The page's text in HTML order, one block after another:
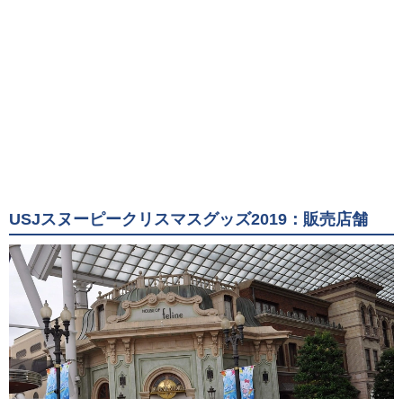
USJスヌーピークリスマスグッズ2019：販売店舗